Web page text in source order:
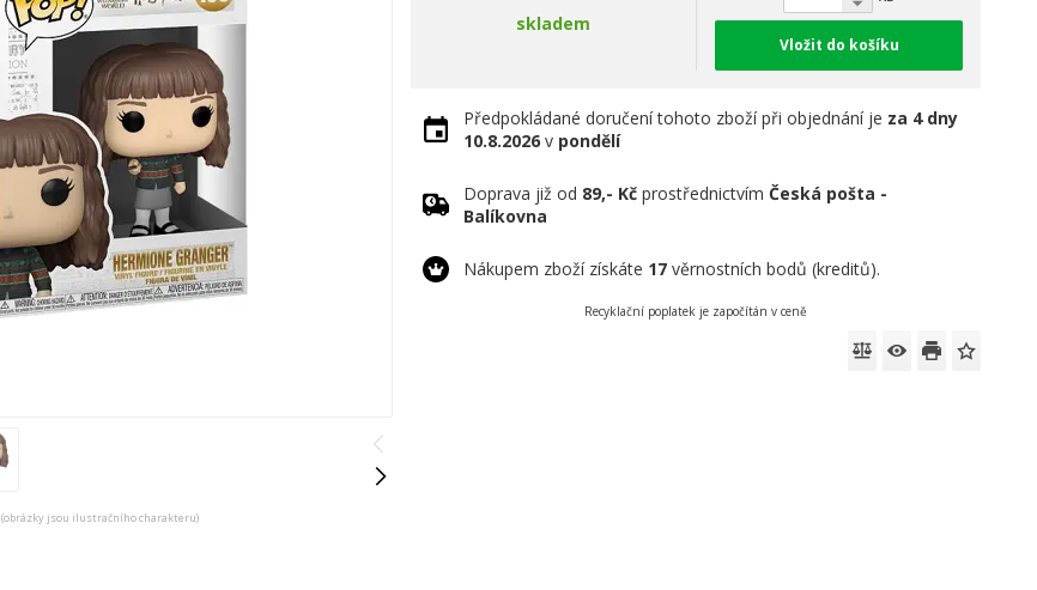
(obrázky jsou ilustračního charakteru)
skladem
Vložit do košíku
Předpokládané doručení tohoto zboží při objednání je za 4 dny
10.8.2026 v pondělí
Doprava již od 89,- Kč prostřednictvímČeská pošta -
Balíkovna
Nákupem zboží získáte 17 věrnostních bodů (kreditů).
Recyklační poplatek je započítán v ceně